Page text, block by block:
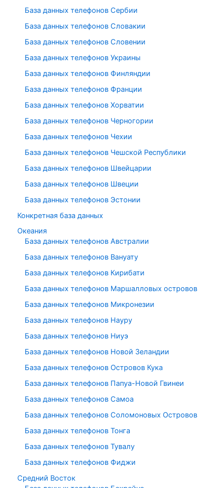
База данных телефонов Сербии
База данных телефонов Словакии
База данных телефонов Словении
База данных телефонов Украины
База данных телефонов Финляндии
База данных телефонов Франции
База данных телефонов Хорватии
База данных телефонов Черногории
База данных телефонов Чехии
База данных телефонов Чешской Республики
База данных телефонов Швейцарии
База данных телефонов Швеции
База данных телефонов Эстонии
Конкретная база данных
Океания
База данных телефонов Австралии
База данных телефонов Вануату
База данных телефонов Кирибати
База данных телефонов Маршалловых островов
База данных телефонов Микронезии
База данных телефонов Науру
База данных телефонов Ниуэ
База данных телефонов Новой Зеландии
База данных телефонов Островов Кука
База данных телефонов Папуа-Новой Гвинеи
База данных телефонов Самоа
База данных телефонов Соломоновых Островов
База данных телефонов Тонга
База данных телефонов Тувалу
База данных телефонов Фиджи
Средний Восток